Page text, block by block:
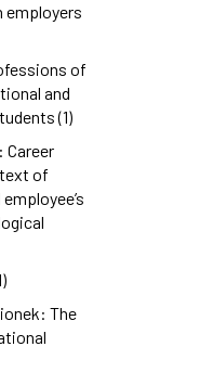
of
and
(1)
Career
of
The